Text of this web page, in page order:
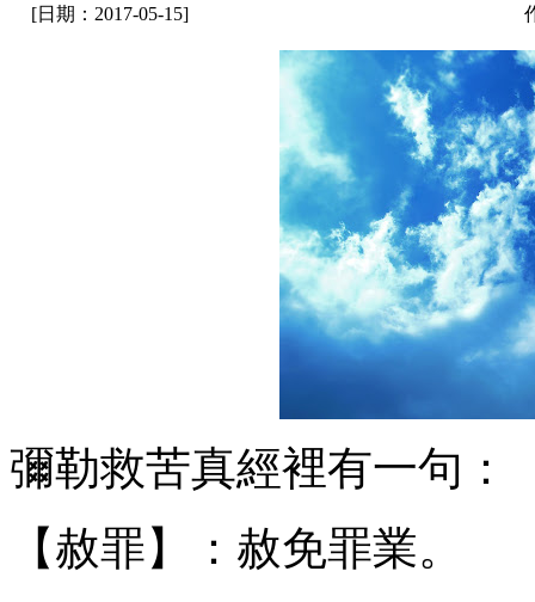
[日期：2017-05-15]
彌勒救苦真經裡有一句：
【赦罪】：赦免罪業。